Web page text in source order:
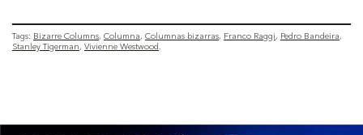
Tags: Bizarre Columns Columna Columnas bizarras Franco Raggi
Pedro Bandeira
Stanley Tigerman Vivienne Westwood